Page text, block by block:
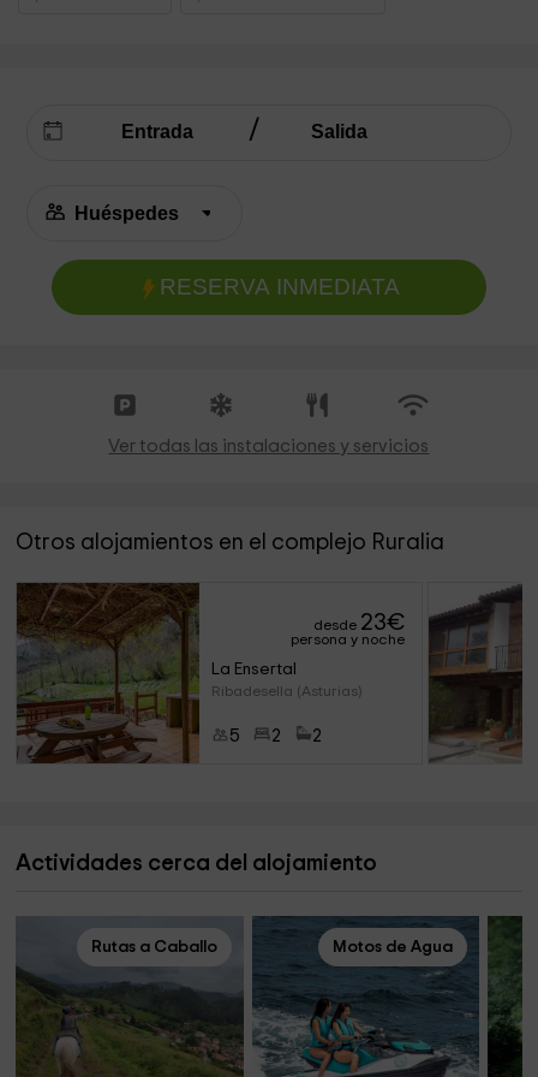
RESERVA INMEDIATA
Ver todas las instalaciones y servicios
Otros alojamientos en el complejo Ruralia
desde 23€
persona y noche
La Ensertal
Ribadesella (Asturias)
5 2 2
Actividades cerca del alojamiento
Rutas a Caballo Motos de Agua